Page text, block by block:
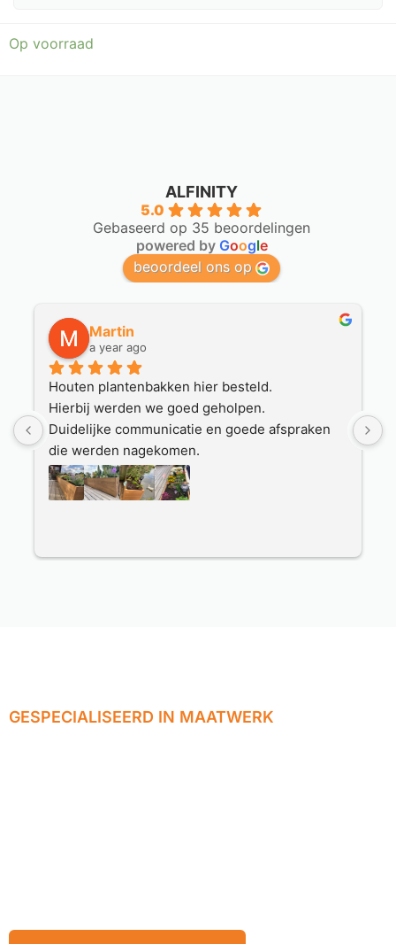
Op voorraad
ALFINITY
5.0
Gebaseerd op 35 beoordelingen
powered by Google
beoordeel ons op
Martin
a year ago
Houten plantenbakken hier besteld.
Hierbij werden we goed geholpen.
Duidelijke communicatie en goede afspraken
die werden nagekomen.
Mooie plantenbakken zijn geleverd door een
nette transporteur.
deze service gerichte firma kan bestellen.
GESPECIALISEERD IN MAATWERK